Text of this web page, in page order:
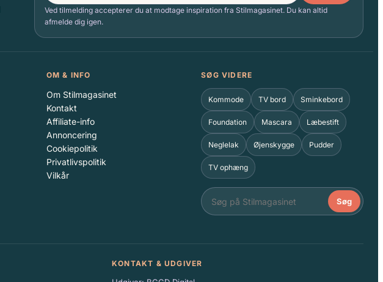
Ved tilmelding accepterer du at modtage inspiration fra Stilmagasinet. Du kan altid
afmelde dig igen.
OM & INFO
Om Stilmagasinet
Kontakt
Affiliate-info
Annoncering
Cookiepolitik
Privatlivspolitik
Vilkår
SØG VIDERE
Kommode TV bord Sminkebord
Foundation Mascara Læbestift
Neglelak Øjenskygge Pudder
TV ophæng
Søg
KONTAKT & UDGIVER